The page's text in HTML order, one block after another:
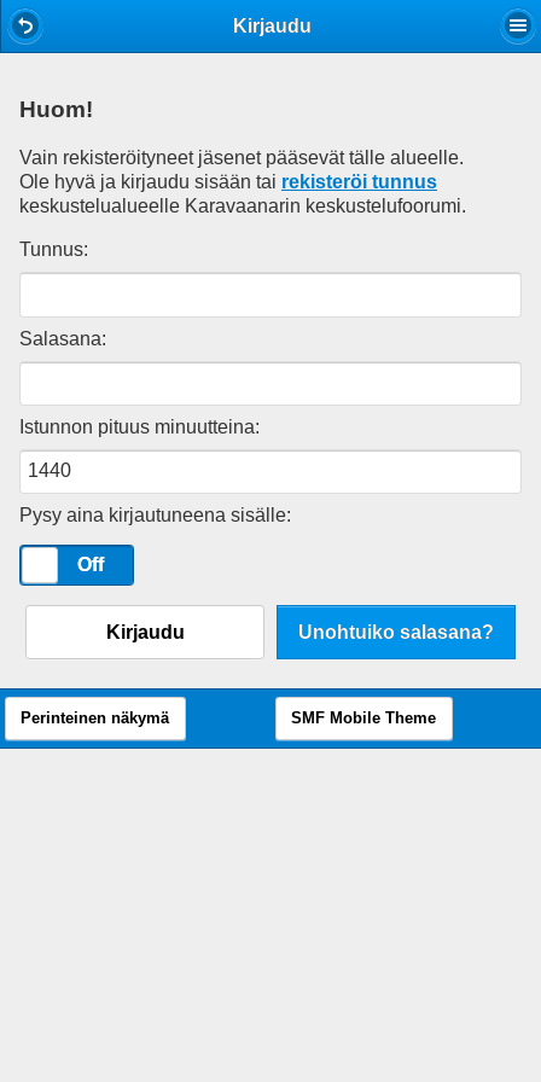
Kirjaudu
Huom!
Vain rekisteröityneet jäsenet pääsevät tälle alueelle.
Ole hyvä ja kirjaudu sisään tai rekisteröi tunnus
keskustelualueelle Karavaanarin keskustelufoorumi.
Tunnus:
Salasana:
Istunnon pituus minuutteina:
Pysy aina kirjautuneena sisälle:
Off
Kirjaudu Unohtuiko salasana?
Perinteinen näkymä SMF Mobile Theme